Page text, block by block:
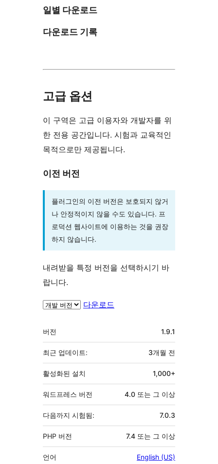
일별 다운로드
다운로드 기록
고급 옵션
이 구역은 고급 이용자와 개발자를 위
한 전용 공간입니다. 시험과 교육적인
목적으로만 제공됩니다.
이전 버전
플러그인의 이전 버전은 보호되지 않거
나 안정적이지 않을 수도 있습니다. 프
로덕션 웹사이트에 이용하는 것을 권장
하지 않습니다.
내려받을 특정 버전을 선택하시기 바
랍니다.
다운로드
기
초
버전 1.9.1
최근 업데이트: 3개월 전
활성화된 설치 1,000+
워드프레스 버전 4.0 또는 그 이상
다음까지 시험됨: 7.0.3
PHP 버전 7.4 또는 그 이상
언어 English (US)